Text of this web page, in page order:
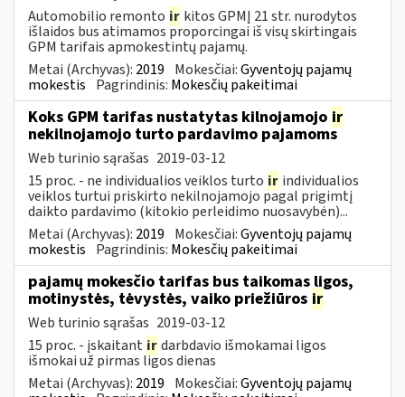
Automobilio remonto ir kitos GPMĮ 21 str. nurodytos
išlaidos bus atimamos proporcingai iš visų skirtingais
GPM tarifais apmokestintų pajamų.
Metai (Archyvas): 2019 Mokesčiai:Gyventojų pajamų
mokestis Pagrindinis: Mokesčių pakeitimai
Koks GPM tarifas nustatytas kilnojamojo ir
nekilnojamojo turto pardavimo pajamoms
Web turinio sąrašas 2019-03-12
15 proc. - ne individualios veiklos turto ir individualios
veiklos turtui priskirto nekilnojamojo pagal prigimtį
daikto pardavimo (kitokio perleidimo nuosavybėn)...
Metai (Archyvas): 2019 Mokesčiai:Gyventojų pajamų
mokestis Pagrindinis: Mokesčių pakeitimai
pajamų mokesčio tarifas bus taikomas ligos,
motinystės, tėvystės, vaiko priežiūros ir
Web turinio sąrašas 2019-03-12
15 proc. - įskaitant irdarbdavio išmokamai ligos
išmokai už pirmas ligos dienas
Metai (Archyvas): 2019 Mokesčiai:Gyventojų pajamų